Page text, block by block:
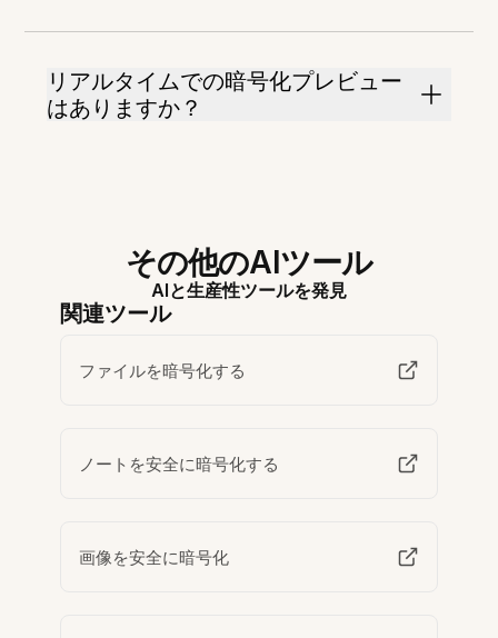
リアルタイムでの暗号化プレビュー
はありますか？
その他のAIツール
AIと生産性ツールを発見
関連ツール
ファイルを暗号化する
ノートを安全に暗号化する
画像を安全に暗号化